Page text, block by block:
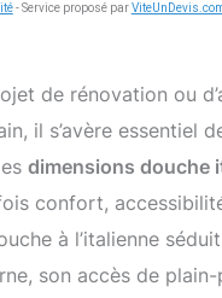
- Service proposé par
de rénovation ou
il s’avère essentiel
dimensions douche
confort,
à l’italienne
son accès de